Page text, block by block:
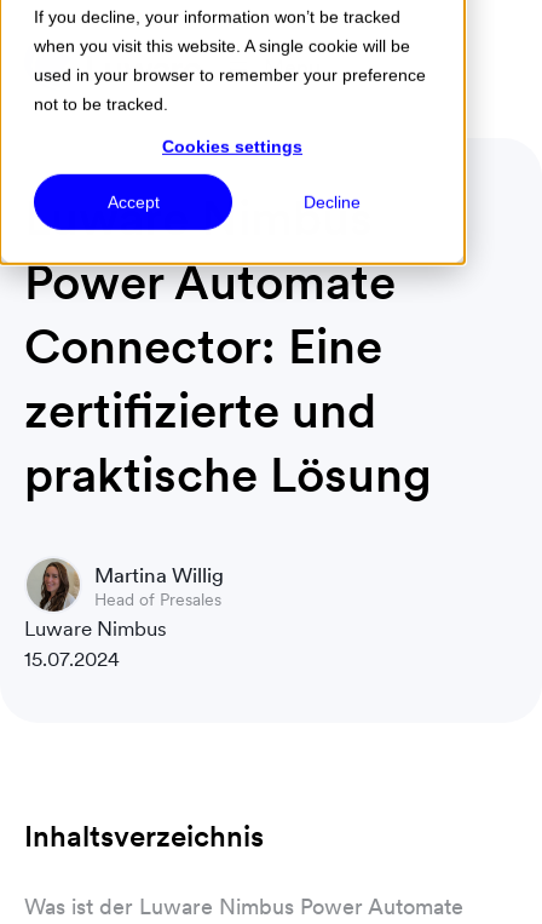
If you decline, your information won’t be tracked
when you visit this website. A single cookie will be
used in your browser to remember your preference
not to be tracked.
Cookies settings
Accept Decline
Menu
Luware Nimbus
Power Automate
Connector: Eine
zertifizierte und
praktische Lösung
Martina Willig
Head of Presales
Luware Nimbus
15.07.2024
Inhaltsverzeichnis
Was ist der Luware Nimbus Power Automate